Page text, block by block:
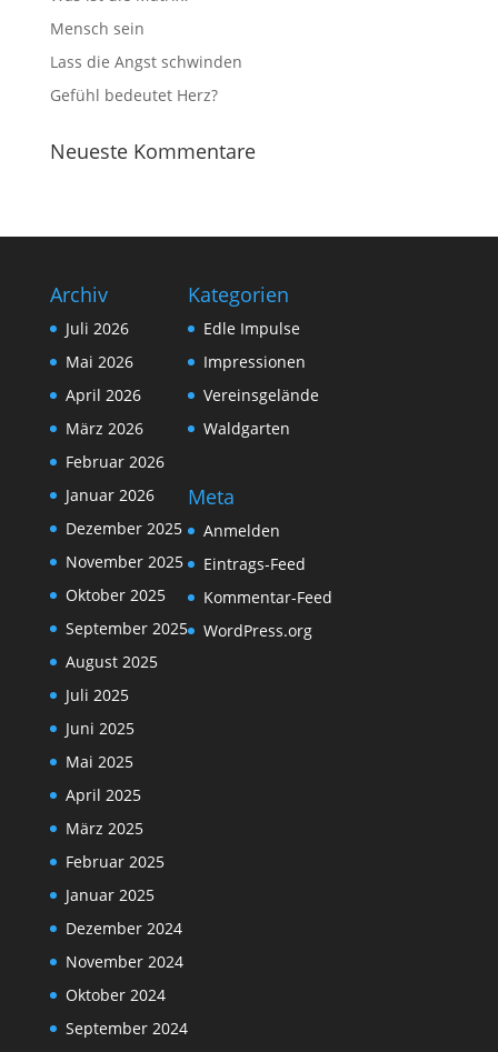
Mensch sein
Lass die Angst schwinden
Gefühl bedeutet Herz?
Neueste Kommentare
Archiv
Juli 2026
Mai 2026
April 2026
März 2026
Februar 2026
Januar 2026
Dezember 2025
November 2025
Oktober 2025
September 2025
August 2025
Juli 2025
Juni 2025
Mai 2025
April 2025
März 2025
Februar 2025
Januar 2025
Dezember 2024
November 2024
Oktober 2024
September 2024
Kategorien
Edle Impulse
Impressionen
Vereinsgelände
Waldgarten
Meta
Anmelden
Eintrags-Feed
Kommentar-Feed
WordPress.org